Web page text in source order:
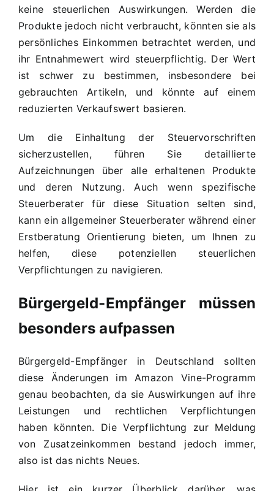
keine steuerlichen Auswirkungen. Werden die
Produkte jedoch nicht verbraucht, könnten sie als
persönliches Einkommen betrachtet werden, und
ihr Entnahmewert wird steuerpflichtig. Der Wert
ist schwer zu bestimmen, insbesondere bei
gebrauchten Artikeln, und könnte auf einem
reduzierten Verkaufswert basieren.
Um die Einhaltung der Steuervorschriften
sicherzustellen, führen Sie detaillierte
Aufzeichnungen über alle erhaltenen Produkte
und deren Nutzung. Auch wenn spezifische
Steuerberater für diese Situation selten sind,
kann ein allgemeiner Steuerberater während einer
Erstberatung Orientierung bieten, um Ihnen zu
helfen, diese potenziellen steuerlichen
Verpflichtungen zu navigieren.
Bürgergeld-Empfänger müssen
besonders aufpassen
Bürgergeld-Empfänger in Deutschland sollten
diese Änderungen im Amazon Vine-Programm
genau beobachten, da sie Auswirkungen auf ihre
Leistungen und rechtlichen Verpflichtungen
haben könnten. Die Verpflichtung zur Meldung
von Zusatzeinkommen bestand jedoch immer,
also ist das nichts Neues.